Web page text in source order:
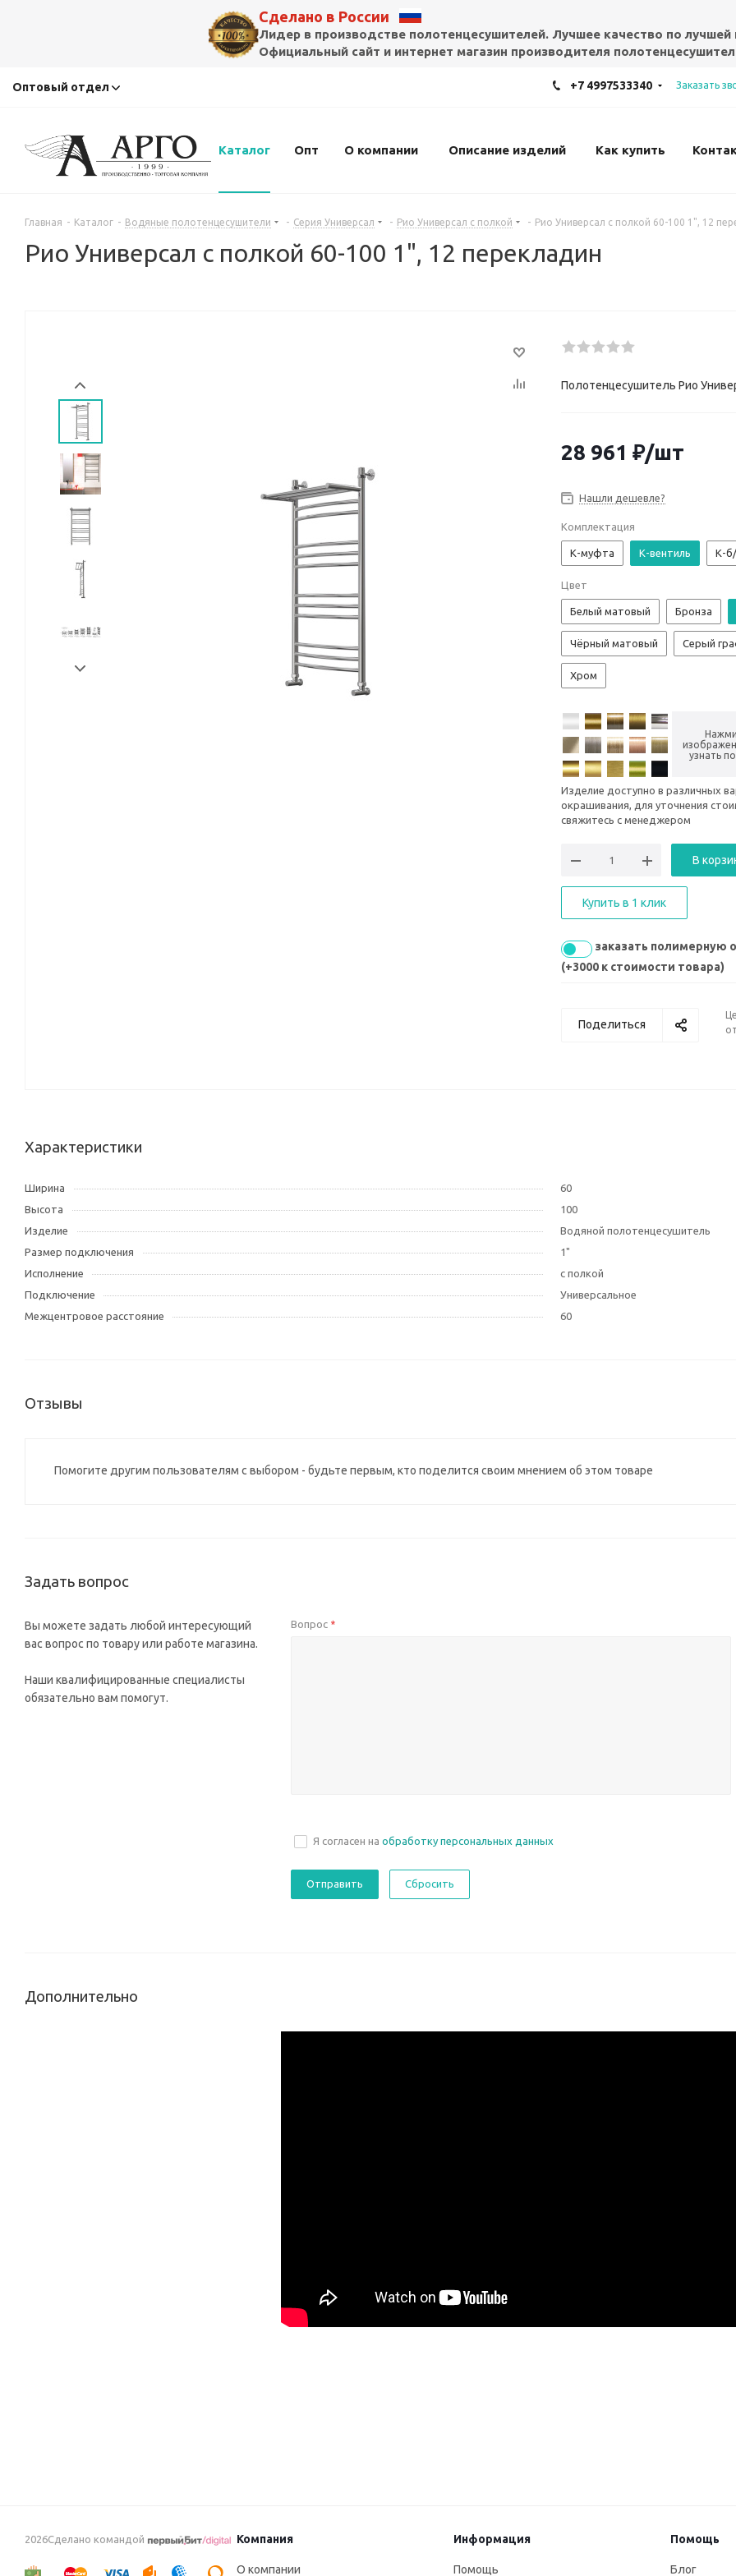
Сделано в России
Лидер в производстве полотенцесушителей. Лучшее качество по лучшей
Официальный сайт и интернет магазин производителя
Оптовый отдел +7 4997533340 Заказать
Каталог Опт О компании Описание изделий Как купить
Главная - Каталог - Водяные полотенцесушители - Серия Универсал - Рио Универсал с полкой - Рио Универсал с полкой 60-100 1", 12
Рио Универсал с полкой 60-100 1", 12 перекладин
Полотенцесушитель Рио
28 961 ₽/шт
Нашли дешевле?
Комплектация
К-муфта К-вентиль К-
Цвет
Белый матовый Бронза
Чёрный матовый Серый
Хром
узнать
Изделие доступно в различных
окрашивания, для уточнения
свяжитесь с менеджером
В
Купить в 1 клик
заказать полимерную
(+3000 к стоимости товара)
Поделиться
Характеристики
Ширина
60
Высота
100
Изделие
Водяной полотенцесушитель
Размер подключения
1"
Исполнение
с полкой
Подключение
Универсальное
Межцентровое расстояние
60
Отзывы
Помогите другим пользователям с выбором - будьте первым, кто поделится своим мнением об этом товаре
Задать вопрос
Вы можете задать любой интересующий
вас вопрос по товару или работе магазина.
Наши квалифицированные специалисты
обязательно вам помогут.
Вопрос *
Я согласен на обработку персональных данных
Сбросить
Дополнительно
2026Сделано командой Компания
О компании
Информация
Помощь
Помощь
Блог